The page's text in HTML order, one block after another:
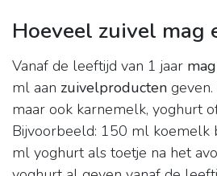
Hoeveel zuivel mag
Vanaf de leeftijd van 1 jaar mag
ml aan zuivelproducten
maar ook karnemelk, yoghurt
Bijvoorbeeld: 150 ml koemelk
ml yoghurt als toetje na het